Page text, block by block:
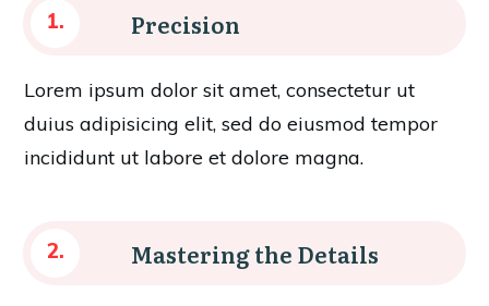
1. Precision
Lorem ipsum dolor sit amet, consectetur ut
duius adipisicing elit, sed do eiusmod tempor
incididunt ut labore et dolore magna.
2. Mastering the Details